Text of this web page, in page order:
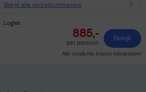
Bekijk alle vertrekluchthavens
Logies
885,-
per persoon
Bekijk
Alle verplichte kosten inbegrepen!